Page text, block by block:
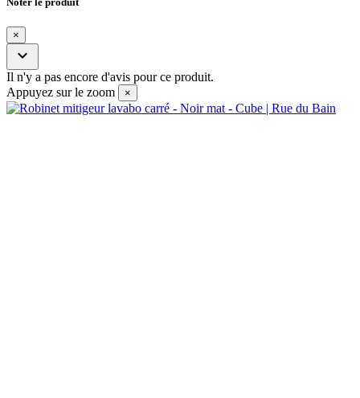
×

Il n'y a pas encore d'avis pour ce produit.
Appuyez sur le zoom
×